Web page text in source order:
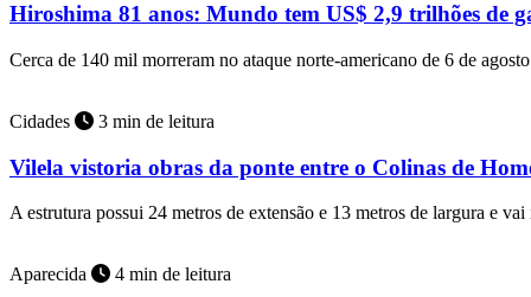
Hiroshima 81 anos: Mundo tem US$ 2,9 trilhões de
Cerca de 140 mil morreram no ataque norte-americano de 6 de
Cidades 3 min de leitura
Vilela vistoria obras da ponte entre o Colinas de
A estrutura possui 24 metros de extensão e 13 metros de largura e
Aparecida 4 min de leitura